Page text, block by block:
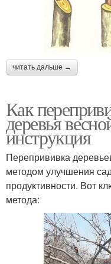
читать дальше →
Как
деревья
инструкция
Перепрививка
методом улучшения
продуктивности. Вот
метода: